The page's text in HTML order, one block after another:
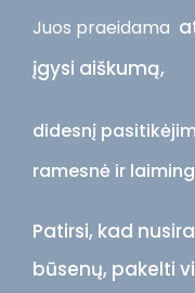
Juos praeidama
įgysi aiškumą,
didesnį
ramesnė ir
Patirsi, kad
būsenų, pakelti